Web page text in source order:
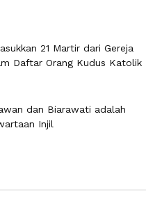
21 Martir dari Gereja
Daftar Orang Kudus Katolik
dan Biarawati adalah
Injil